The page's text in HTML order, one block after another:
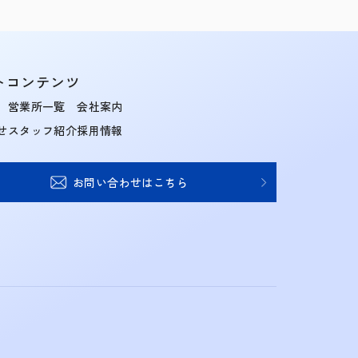
コンテンツ
営業所一覧
スタッフ紹介
会社案内
採用情報
お問い合わせはこちら